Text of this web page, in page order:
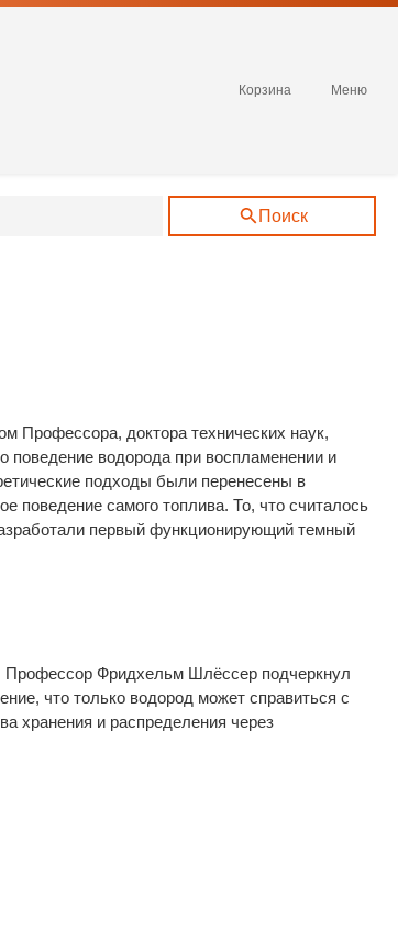
Корзина Меню
Поиск
Профессора, доктора технических наук,
водорода при воспламенении и
подходы были перенесены в
поведение самого топлива. То, что считалось
первый функционирующий темный
Профессор Фридхельм Шлёссер подчеркнул
что только водород может справиться с
хранения и распределения через